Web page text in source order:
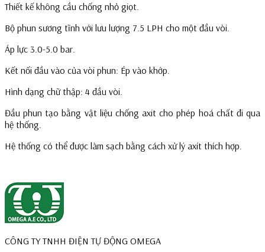
Thiết kế không cầu chống nhỏ giọt.
Bộ phun sương tĩnh với lưu lượng 7.5 LPH cho một đầu vòi.
Áp lực 3.0-5.0 bar.
Kết nối đầu vào của vòi phun: Ép vào khớp.
Hình dạng chữ thập: 4 đầu vòi.
Đầu phun tạo bằng vật liệu chống axit cho phép hoá chất đi qua
hệ thống.
Hệ thống có thể được làm sạch bằng cách xử lý axít thích hợp.
CÔNG TY TNHH ĐIỆN TỰ ĐỘNG OMEGA